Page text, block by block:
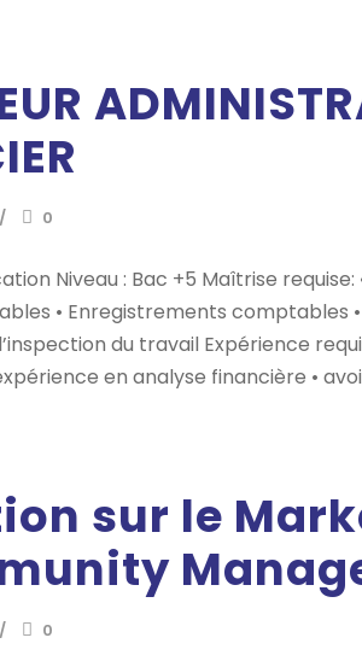
0
Niveau : Bac +5 Maîtrise
• Enregistrements comptables
du travail Expérience
en analyse financière •
sur le
0